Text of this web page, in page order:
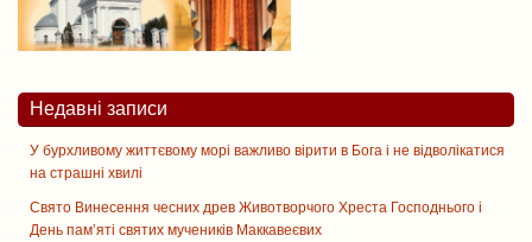
Недавні записи
У бурхливому життєвому морі важливо вірити в Бога і не відволікатися
на страшні хвилі
Свято Винесення чесних древ Животворчого Хреста Господнього і
День памʼяті святих мучеників Маккавеєвих